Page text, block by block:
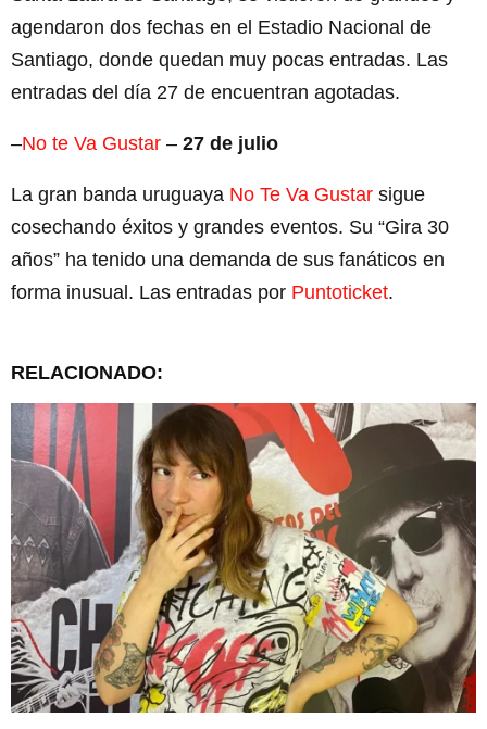
agendaron dos fechas en el Estadio Nacional de
Santiago, donde quedan muy pocas entradas. Las
entradas del día 27 de encuentran agotadas.
–No te Va Gustar – 27 de julio
La gran banda uruguaya No Te Va Gustar sigue
cosechando éxitos y grandes eventos. Su “Gira 30
años” ha tenido una demanda de sus fanáticos en
forma inusual. Las entradas por Puntoticket.
RELACIONADO: